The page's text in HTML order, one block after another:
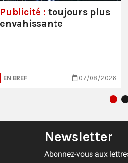
Publicité : toujours plus
envahissante
EN BREF 07/08/2026
Newsletter
Abonnez-vous aux